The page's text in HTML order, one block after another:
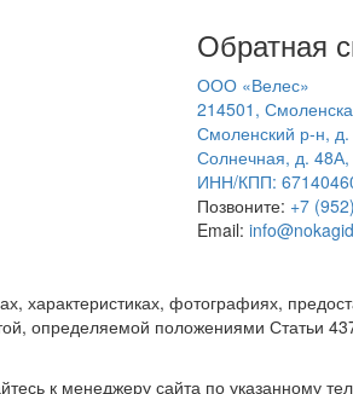
Обратная
ООО «Велес»
214501,
Смоленский р-н,
Солнечная, д.
ИНН/КПП:
Позвоните: +7
Email:
характеристиках, фотографиях,
определяемой положениями Статьи
к менеджеру сайта по указанному